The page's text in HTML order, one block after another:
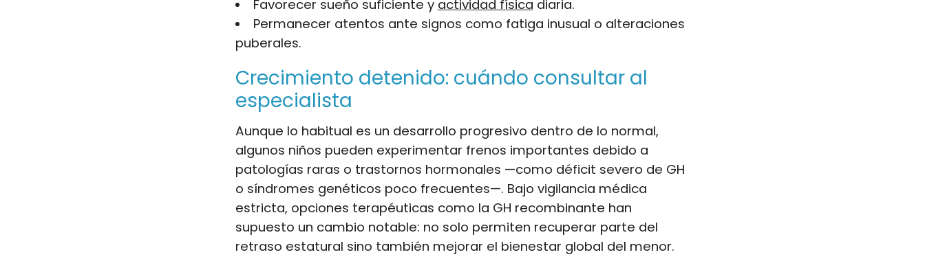
Favorecer sueño suficiente y actividad física diaria.
Permanecer atentos ante signos como fatiga inusual o alteraciones
puberales.
Crecimiento detenido: cuándo consultar al
especialista
Aunque lo habitual es un desarrollo progresivo dentro de lo normal,
algunos niños pueden experimentar frenos importantes debido a
patologías raras o trastornos hormonales —como déficit severo de GH
o síndromes genéticos poco frecuentes—. Bajo vigilancia médica
estricta, opciones terapéuticas como la GH recombinante han
supuesto un cambio notable: no solo permiten recuperar parte del
retraso estatural sino también mejorar el bienestar global del menor.